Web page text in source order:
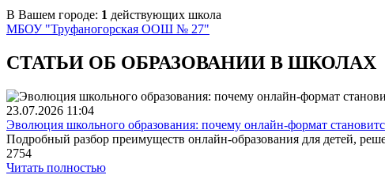
В Вашем городе: 1 действующих школа
МБОУ "Труфаногорская ООШ № 27"
СТАТЬИ ОБ ОБРАЗОВАНИИ В ШКОЛАХ
23.07.2026 11:04
Эволюция школьного образования: почему онлайн-формат
Подробный разбор преимуществ онлайн-образования для детей,
2754
Читать полностью